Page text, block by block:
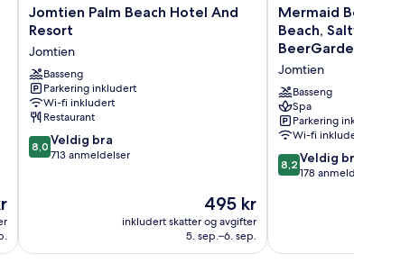
Jomtien
Palm
Hotel
And
Resort
Jomtien
Jomtien Palm Beach Hotel And
Resort
Jomtien
Basseng
Parkering inkludert
Wi-fi inkludert
Restaurant
8.0
av
8,0 Veldig bra
713 anmeldelser
Prisen
495 kr
495 kr
inkludert skatter og avgifter
5. sep.–6. sep.
Mermaid
Beach
Resort
-
100m
to
Beach,
Saltwater
Pool
&
BeerGarden
Mermaid Beach
Beach, Saltwater
BeerGarden
Jomtien
Basseng
Spa
Parkering inkludert
Wi-fi inkludert
8.2
av
anmeldelser
8,2 Veldig bra
178 anmeldelser